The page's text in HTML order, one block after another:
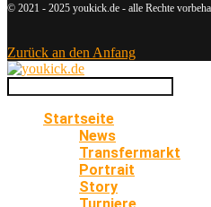
© 2021 - 2025 youkick.de - alle Rechte
Zurück an den Anfang
Startseite
News
Transfermarkt
Portrait
Story
Turniere